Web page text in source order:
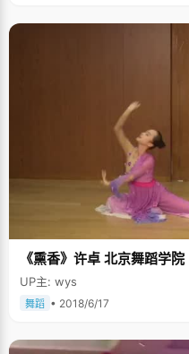
《熏香》许卓 北京舞蹈学院
UP主: wys
舞蹈 • 2018/6/17